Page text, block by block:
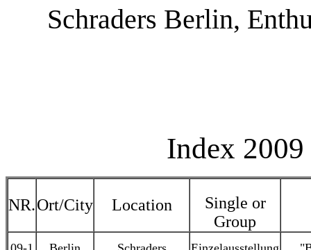
Schraders Berlin,
Index
NR.Ort/City Location
Single or
Group